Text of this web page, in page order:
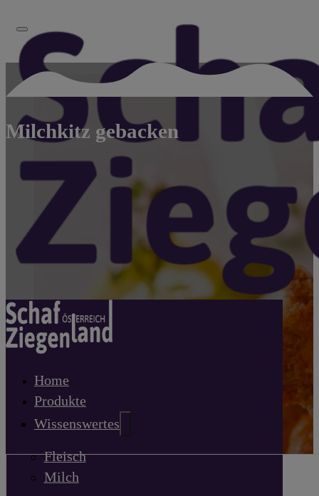
Home
Produkte
Wissenswertes
Fleisch
Milch
Milchkitz gebacken